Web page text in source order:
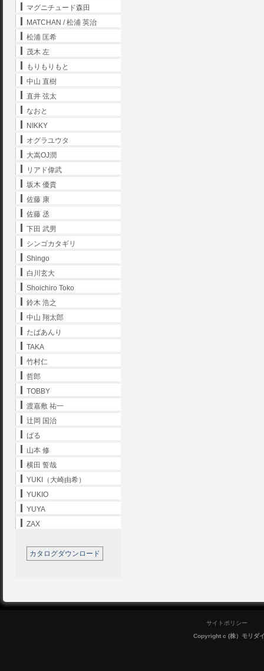
マグニチュード森田
MATCHAN / 松浦 英治
松浦 匡希
茂木 左
もりもりもと
中山 直樹
直井 弦太
なおと
NIKKY
オグラユウタ
大嵩OJ潤
リアド偉武
坂木 優貴
佐藤 康
佐藤 丞
下田 武男
シンゴカタギリ
Shingo
白川玄大
Shoichiro Toko
鈴木 浩之
中山 翔太郎
たばあんり
TAKA
竹村仁
哲郎
TOBBY
渡嘉敷 祐一
辻岡 国治
ばる
山本 修
横田 誓哉
YUKI（大崎由希）
YUKIO
YUYA
ZAX
カタログダウンロード
サイトポリシー
Copyright c (株）モリダ